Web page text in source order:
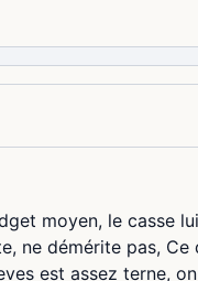
moyen, le casse
ne démérite pas,
est assez terne,